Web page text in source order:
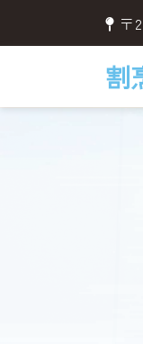
〒
割